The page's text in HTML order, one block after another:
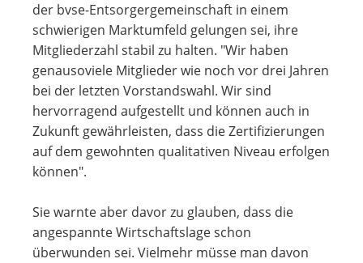
der bvse-Entsorgergemeinschaft in einem
schwierigen Marktumfeld gelungen sei, ihre
Mitgliederzahl stabil zu halten. "Wir haben
genausoviele Mitglieder wie noch vor drei Jahren
bei der letzten Vorstandswahl. Wir sind
hervorragend aufgestellt und können auch in
Zukunft gewährleisten, dass die Zertifizierungen
auf dem gewohnten qualitativen Niveau erfolgen
können".
Sie warnte aber davor zu glauben, dass die
angespannte Wirtschaftslage schon
überwunden sei. Vielmehr müsse man davon